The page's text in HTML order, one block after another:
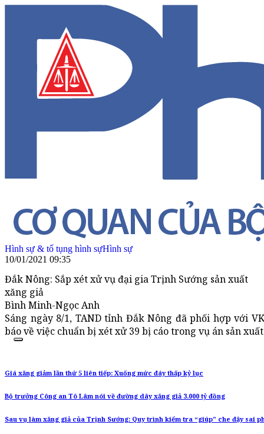
Hình sự & tố tụng hình sựHình sự
10/01/2021 09:35
Đắk Nông: Sắp xét xử vụ đại gia Trịnh Sướng sản xuất
xăng giả
Bình Minh-Ngọc Anh
Sáng ngày 8/1, TAND tỉnh Đắk Nông đã phối hợp với
báo về việc chuẩn bị xét xử 39 bị cáo trong vụ án sản
Giá xăng giảm lần thứ 5 liên tiếp: Xuống mức đáy thấp kỷ lục
Bộ trưởng Công an Tô Lâm nói về đường dây xăng giả 3.000 tỷ đồng
Sau vụ làm xăng giả của Trịnh Sướng: Quy trình kiểm tra “giúp” che đậy sai